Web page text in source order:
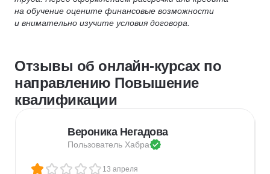
на обучение оцените финансовые возможности
и внимательно изучите условия договора.
Отзывы об онлайн-курсах по
направлению Повышение
квалификации
Вероника Негадова
Пользователь Хабра
13 апреля